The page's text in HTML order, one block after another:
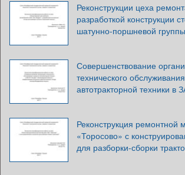
Реконструкции цеха
разработкой конструкции
шатунно-поршневой группы
Совершенствование
технического
автотракторной техники в
Реконструкция ремонтной
«Торосово» с
для разборки-сборки